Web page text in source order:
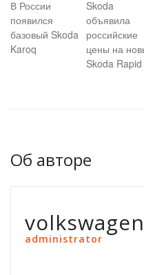
В России
появился
базовый Skoda
Karoq
Skoda
объявила
российские
цены на
Skoda Rapid
Об авторе
administrator